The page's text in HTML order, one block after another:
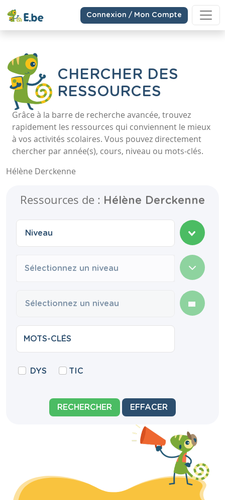
Connexion / Mon Compte
CHERCHER DES
RESSOURCES
Grâce à la barre de recherche avancée, trouvez
rapidement les ressources qui conviennent le mieux
à vos activités scolaires. Vous pouvez directement
chercher par année(s), cours, niveau ou mots-clés.
Hélène Derckenne
Ressources de : Hélène Derckenne
Sélectionnez un niveau
DYS TIC
RECHERCHER EFFACER